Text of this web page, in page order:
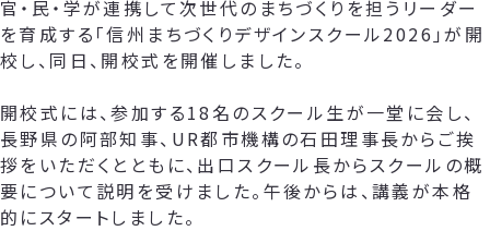
官・民・学が連携して次世代のまちづくりを担うリーダー
を育成する「信州まちづくりデザインスクール2026」が開
校し、同日、開校式を開催しました。
開校式には、参加する18名のスクール生が一堂に会し、
長野県の阿部知事、UR都市機構の石田理事長からご挨
拶をいただくとともに、出口スクール長からスクールの概
要について説明を受けました。午後からは、講義が本格
的にスタートしました。